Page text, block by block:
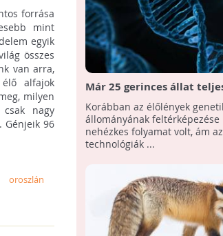
forrása
mint
egyik
összes
van arra,
alfajok
milyen
csak nagy
Génjeik 96
oroszlán
Már 25 gerinces állat
genomját tárták fel új
kutatók
Korábban az élőlények
állományának feltérképezése
nehézkes folyamat volt, ám
technológiák ...